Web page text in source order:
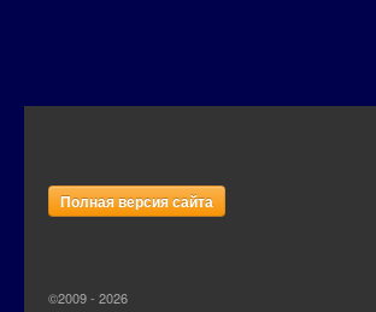
Полная версия сайта
©2009 - 2026